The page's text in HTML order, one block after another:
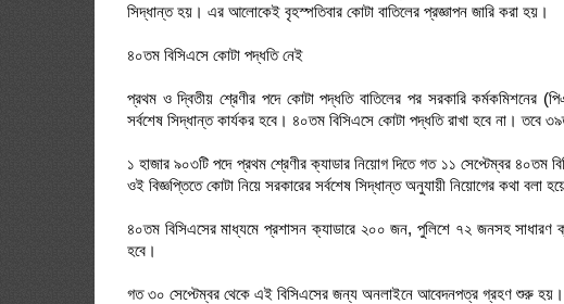
সিদ্ধান্ত হয়। এর আলোকেই বৃহস্পতিবার কোটা বাতিলের প্রজ্ঞাপন জারি করা হয়।
৪০তম বিসিএসে কোটা পদ্ধতি নেই
প্রথম ও দ্বিতীয় শ্রেণীর পদে কোটা পদ্ধতি বাতিলের পর সরকারি কর্মকমিশনের
সর্বশেষ সিদ্ধান্ত কার্যকর হবে। ৪০তম বিসিএসে কোটা পদ্ধতি রাখা হবে না। তবে
১ হাজার ৯০৩টি পদে প্রথম শ্রেণীর ক্যাডার নিয়োগ দিতে গত ১১ সেপ্টেম্বর ৪০তম
ওই বিজ্ঞপ্তিতে কোটা নিয়ে সরকারের সর্বশেষ সিদ্ধান্ত অনুযায়ী নিয়োগের কথা বলা
৪০তম বিসিএসের মাধ্যমে প্রশাসন ক্যাডারে ২০০ জন, পুলিশে ৭২ জনসহ সাধারণ
হবে।
গত ৩০ সেপ্টেম্বর থেকে এই বিসিএসের জন্য অনলাইনে আবেদনপত্র গ্রহণ শুরু হয়।